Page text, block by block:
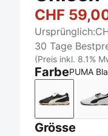
CHF
Ursprünglich:
30 Tage
(Preis inkl. 8.1%
FarbePUMA
PUMA
Grösse